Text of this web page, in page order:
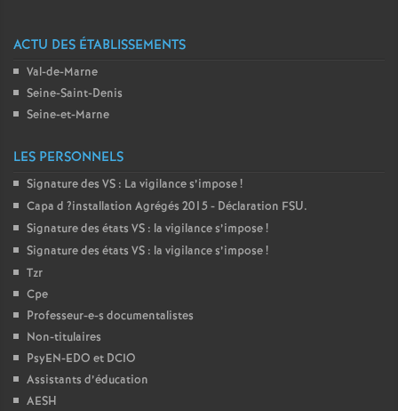
r
é
a
ACTU DES ÉTABLISSEMENTS
Val-de-Marne
Seine-Saint-Denis
Seine-et-Marne
LES PERSONNELS
Signature des VS : La vigilance s’impose!
Capa d ?installation Agrégés 2015 - Déclaration FSU.
Signature des états VS : la vigilance s’impose!
Signature des états VS : la vigilance s’impose!
Tzr
Cpe
Professeur-e-s documentalistes
Non-titulaires
PsyEN-EDO et DCIO
Assistants d’éducation
AESH